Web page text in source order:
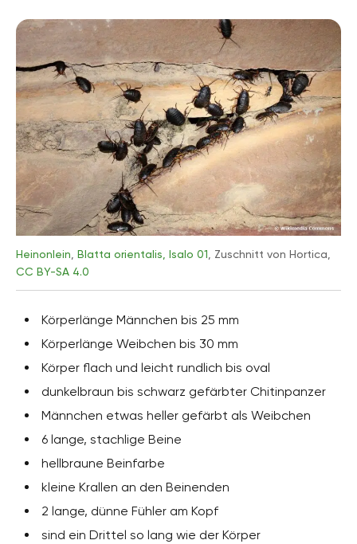
Heinonlein, Blatta orientalis, Isalo 01, Zuschnitt von Hortica,
CC BY-SA 4.0
Körperlänge Männchen bis 25 mm
Körperlänge Weibchen bis 30 mm
Körper flach und leicht rundlich bis oval
dunkelbraun bis schwarz gefärbter Chitinpanzer
Männchen etwas heller gefärbt als Weibchen
6 lange, stachlige Beine
hellbraune Beinfarbe
kleine Krallen an den Beinenden
2 lange, dünne Fühler am Kopf
sind ein Drittel so lang wie der Körper